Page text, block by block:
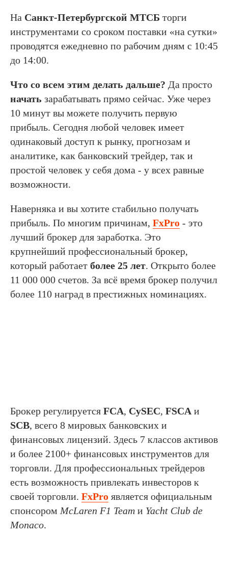
На Санкт-Петербургской МТСБ торги
инструментами со сроком поставки «на сутки»
проводятся ежедневно по рабочим дням с 10:45
до 14:00.
Что со всем этим делать дальше? Да просто
начать зарабатывать прямо сейчас. Уже через
10 минут вы можете получить первую
прибыль. Сегодня любой человек имеет
одинаковый доступ к рынку, прогнозам и
аналитике, как банковский трейдер, так и
простой человек у себя дома - у всех равные
возможности.
Наверняка и вы хотите стабильно получать
прибыль. По многим причинам, FxPro - это
лучший брокер для заработка. Это
крупнейший профессиональный брокер,
который работает более 25 лет. Открыто более
11 000 000 счетов. За всё время брокер получил
более 110 наград в престижных номинациях.
Брокер регулируется FCA, CySEC, FSCA и
SCB, всего 8 мировых банковских и
финансовых лицензий. Здесь 7 классов активов
и более 2100+ финансовых инструментов для
торговли. Для профессиональных трейдеров
есть возможность привлекать инвесторов к
своей торговли. FxPro является официальным
спонсором McLaren F1 Team и Yacht Club de
Monaco.